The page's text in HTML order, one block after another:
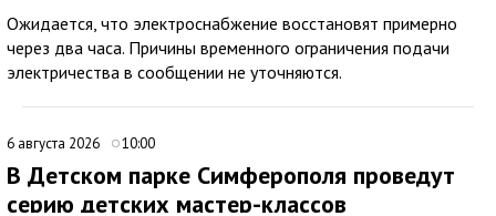
Ожидается, что электроснабжение восстановят примерно
через два часа. Причины временного ограничения подачи
электричества в сообщении не уточняются.
6 августа 2026 10:00
В Детском парке Симферополя проведут
серию детских мастер-классов